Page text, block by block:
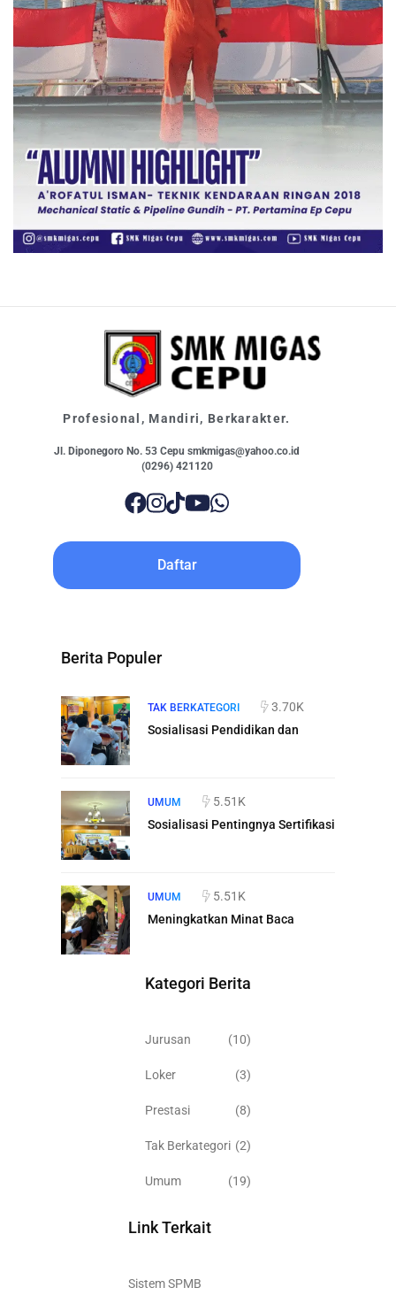
Profesional, Mandiri, Berkarakter.
Jl. Diponegoro No. 53 Cepu smkmigas@yahoo.co.id
(0296) 421120
Daftar
Berita Populer
TAK BERKATEGORI
3.70K
Sosialisasi Pendidikan dan
UMUM
5.51K
Sosialisasi Pentingnya Sertifikasi
UMUM
5.51K
Meningkatkan Minat Baca
Kategori Berita
Jurusan (10)
Loker (3)
Prestasi (8)
Tak Berkategori (2)
Umum (19)
Link Terkait
Sistem SPMB